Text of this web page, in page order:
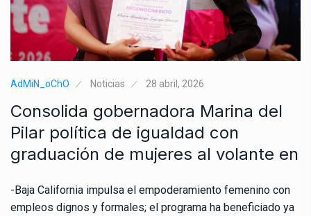
AdMiN_oChO Noticias 28 abril, 2026
Consolida gobernadora Marina del
Pilar política de igualdad con
graduación de mujeres al volante en
-Baja California impulsa el empoderamiento femenino con
empleos dignos y formales; el programa ha beneficiado ya